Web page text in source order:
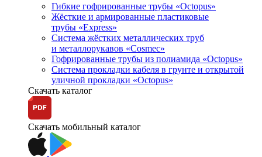
Гибкие гофрированные трубы «Octopus»
Жёсткие и армированные пластиковые
трубы «Express»
Система жёстких металлических труб
и металлорукавов «Cosmec»
Гофрированные трубы из полиамида «Octopus»
Система прокладки кабеля в грунте и открытой
уличной прокладки «Octopus»
Скачать каталог
Скачать мобильный каталог